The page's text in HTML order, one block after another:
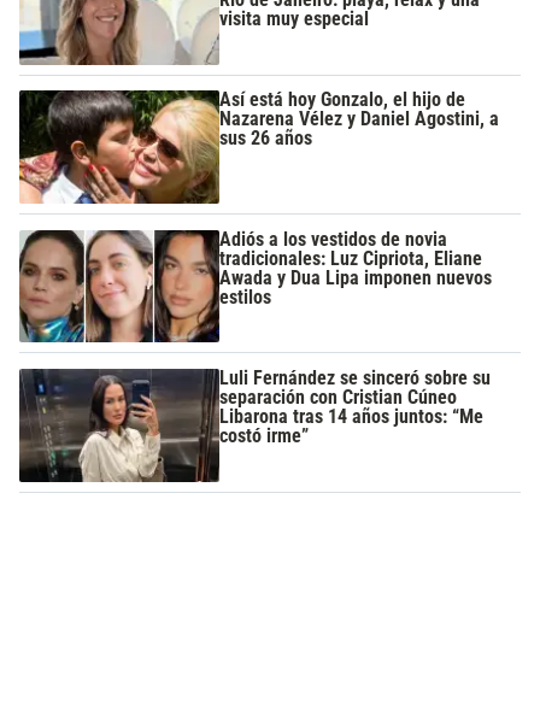
visita muy especial
Así está hoy Gonzalo, el hijo de
Nazarena Vélez y Daniel Agostini, a
sus 26 años
Adiós a los vestidos de novia
tradicionales: Luz Cipriota, Eliane
Awada y Dua Lipa imponen nuevos
estilos
Luli Fernández se sinceró sobre su
separación con Cristian Cúneo
Libarona tras 14 años juntos: “Me
costó irme”